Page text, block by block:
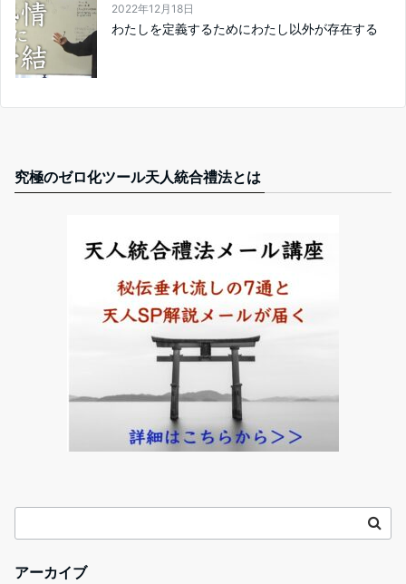
2022年12月18日
わたしを定義するためにわたし以外が存在する
究極のゼロ化ツール天人統合禮法とは
アーカイブ